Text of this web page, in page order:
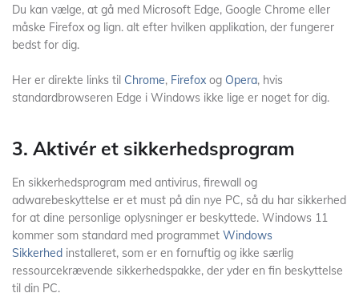
Du kan vælge, at gå med Microsoft Edge, Google Chrome eller
måske Firefox og lign. alt efter hvilken applikation, der fungerer
bedst for dig.
Her er direkte links til Chrome, Firefox og Opera, hvis
standardbrowseren Edge i Windows ikke lige er noget for dig.
3. Aktivér et sikkerhedsprogram
En sikkerhedsprogram med antivirus, firewall og
adwarebeskyttelse er et must på din nye PC, så du har sikkerhed
for at dine personlige oplysninger er beskyttede. Windows 11
kommer som standard med programmet Windows
Sikkerhed installeret, som er en fornuftig og ikke særlig
ressourcekrævende sikkerhedspakke, der yder en fin beskyttelse
til din PC.